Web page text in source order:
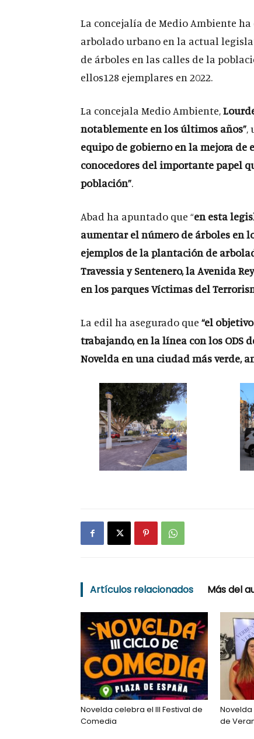
La concejalía de Medio Ambiente
arbolado urbano en la actual
de árboles en las calles de la
ellos128 ejemplares en 2022.
La concejala Medio Ambiente,
notablemente en los últimos años”,
equipo de gobierno en la mejora de
conocedores del importante papel
población”.
Abad ha apuntado que “en esta
aumentar el número de árboles en
ejemplos dela plantación de
Travessia y Sentenero, la Avenida
en los parques Víctimas del
La edil ha asegurado que “el
trabajando, en la línea con los ODS
Novelda en una ciudad más verde,
Artículos relacionados Más del
Novelda celebra el III Festival de
Comedia
de